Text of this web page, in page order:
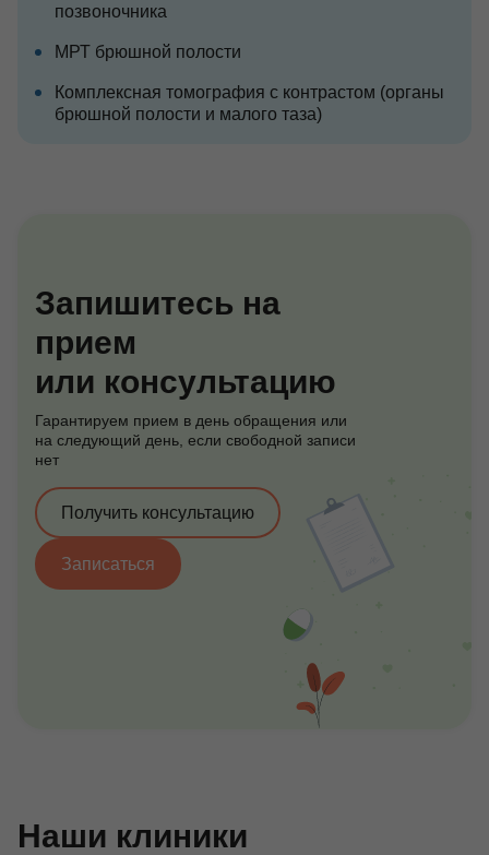
позвоночника
МРТ брюшной полости
Комплексная томография с контрастом (органы
брюшной полости и малого таза)
Запишитесь на
прием
или консультацию
Гарантируем прием в день обращения или
на следующий день, если свободной записи
нет
Записаться
Получить консультацию
Наши клиники